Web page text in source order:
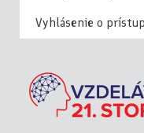
Vyhlásenie o